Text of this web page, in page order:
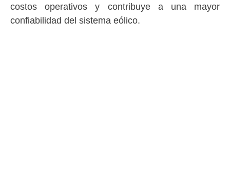
costos operativos y contribuye a una mayor
confiabilidad del sistema eólico.